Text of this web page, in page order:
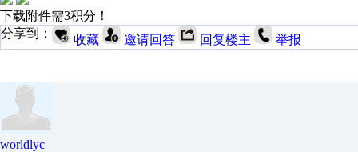
下载附件需3积分！
分享到：
收藏 邀请回答 回复楼主 举报
worldlyc